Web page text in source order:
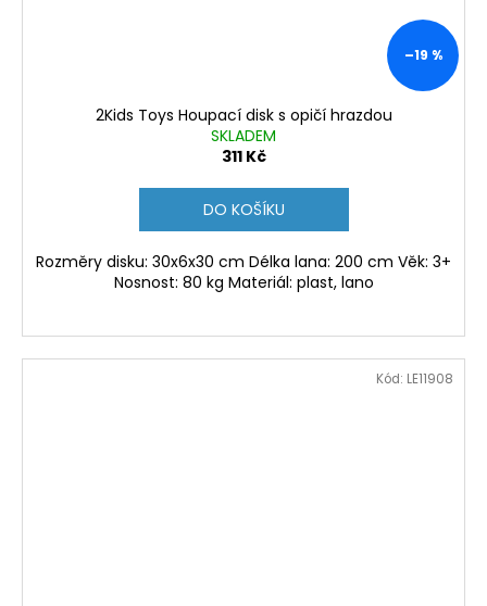
–19 %
2Kids Toys Houpací disk s opičí hrazdou
SKLADEM
311 Kč
DO KOŠÍKU
Rozměry disku: 30x6x30 cm Délka lana: 200 cm Věk: 3+
Nosnost: 80 kg Materiál: plast, lano
Kód: LE11908